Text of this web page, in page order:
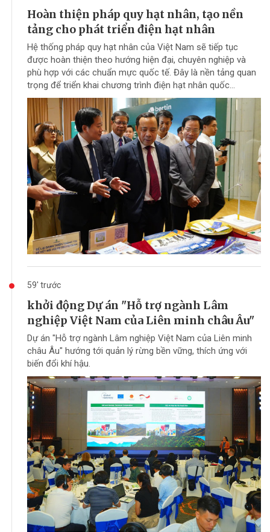
Hoàn thiện pháp quy hạt nhân, tạo nền
tảng cho phát triển điện hạt nhân
Hệ thống pháp quy hạt nhân của Việt Nam sẽ tiếp tục
được hoàn thiện theo hướng hiện đại, chuyên nghiệp và
phù hợp với các chuẩn mực quốc tế. Đây là nền tảng quan
trọng để triển khai chương trình điện hạt nhân quốc...
59' trước
khởi động Dự án "Hỗ trợ ngành Lâm
nghiệp Việt Nam của Liên minh châu Âu"
Dự án "Hỗ trợ ngành Lâm nghiệp Việt Nam của Liên minh
châu Âu" hướng tới quản lý rừng bền vững, thích ứng với
biến đổi khí hậu.